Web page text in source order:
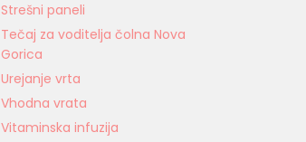
Strešni paneli
Tečaj za voditelja čolna Nova
Gorica
Urejanje vrta
Vhodna vrata
Vitaminska infuzija